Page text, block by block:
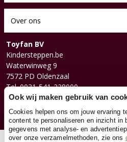
Over ons
Toyfan BV
Kindersteppen.be
Waterwinweg 9
7572 PD Oldenzaal
Tel. 0031-541-228000
Facebook
Instagram
Ook wij maken gebruik van
Cookies helpen ons om jouw ervaring
content te personaliseren en inzicht in
gegevens met analyse- en
over onze verzamelmethoden, zie ons